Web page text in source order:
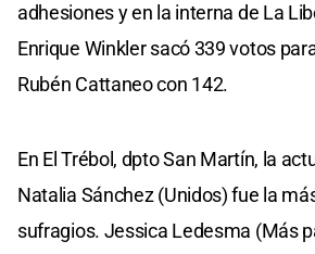
adhesiones y en la interna de La
Enrique Winkler sacó 339 votos
Rubén Cattaneo con 142.
En El Trébol, dpto San Martín, la
Natalia Sánchez (Unidos) fue la
sufragios. Jessica Ledesma (Más